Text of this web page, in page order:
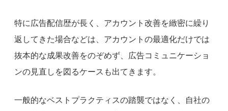
特に広告配信歴が長く、アカウント改善を緻密に繰り
返してきた場合などは、アカウントの最適化だけでは
抜本的な成果改善をのぞめず、広告コミュニケーショ
ンの見直しを図るケースも出てきます。
一般的なベストプラクティスの踏襲ではなく、自社の